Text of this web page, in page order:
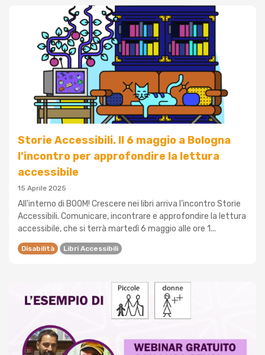
Storie Accessibili. Il 6 maggio a Bologna
l’incontro per approfondire la lettura
accessibile
15 Aprile 2025
All'interno di BOOM! Crescere nei libri arriva l’incontro Storie
Accessibili. Comunicare, incontrare e approfondire la lettura
accessibile, che si terrà martedì 6 maggio alle ore 1...
Disabilità Libri Accessibili